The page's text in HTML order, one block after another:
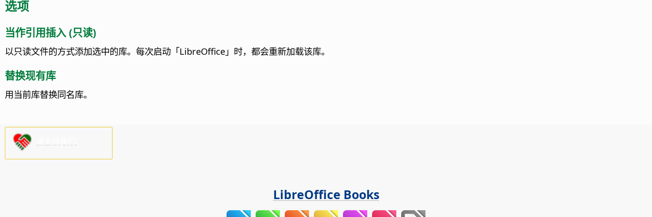
选项
当作引用插入 (只读)
以只读文件的方式添加选中的库。每次启动「LibreOffice 」时，都会重新加载该库。
替换现有库
用当前库替换同名库。
LibreOffice Books